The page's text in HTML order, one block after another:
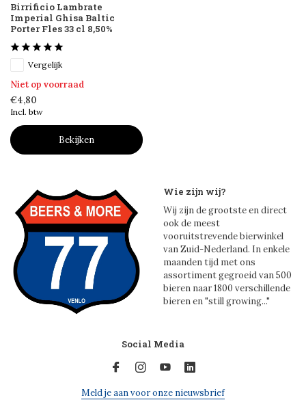
Birrificio Lambrate
Imperial Ghisa Baltic
Porter Fles 33 cl 8,50%
Vergelijk
Niet op voorraad
€4,80
Incl. btw
Bekijken
Wie zijn wij?
Wij zijn de grootste en direct
ook de meest
vooruitstrevende bierwinkel
van Zuid-Nederland. In enkele
maanden tijd met ons
assortiment gegroeid van 500
bieren naar 1800 verschillende
bieren en "still growing..."
Social Media
Meld je aan voor onze nieuwsbrief